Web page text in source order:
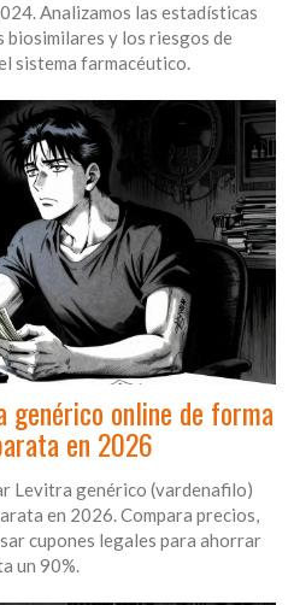
Analizamos las estadísticas
biosimilares y los riesgos de
sistema farmacéutico.
genérico online de forma
en 2026
Levitra genérico (vardenafilo)
en 2026. Compara precios,
cupones legales para ahorrar
un 90%.